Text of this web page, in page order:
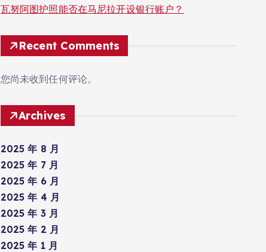
瓦努阿图护照能否在马尼拉开设银行账户？
Recent Comments
您尚未收到任何评论。
Archives
2025 年 8 月
2025 年 7 月
2025 年 6 月
2025 年 4 月
2025 年 3 月
2025 年 2 月
2025 年 1 月